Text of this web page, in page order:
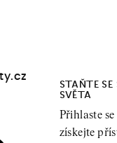
STAŇTE
SVĚTA
Přihlaste
získejte